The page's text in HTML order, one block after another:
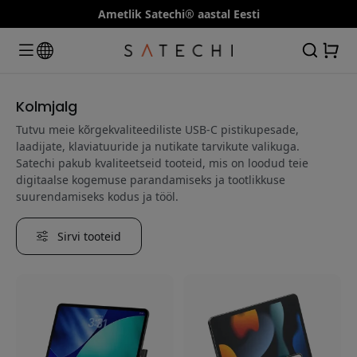
Ametlik Satechi® aastal Eesti
Kolmjalg
Tutvu meie kõrgekvaliteediliste USB-C pistikupesade,
laadijate, klaviatuuride ja nutikate tarvikute valikuga.
Satechi pakub kvaliteetseid tooteid, mis on loodud teie
digitaalse kogemuse parandamiseks ja tootlikkuse
suurendamiseks kodus ja tööl.
Sirvi tooteid